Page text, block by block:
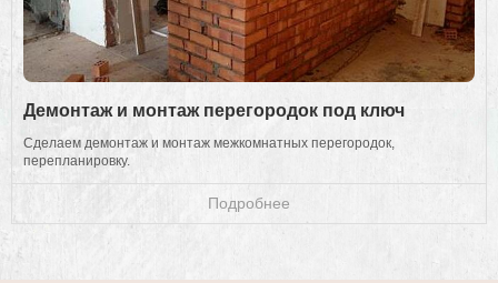
Демонтаж и монтаж перегородок под ключ
Сделаем демонтаж и монтаж межкомнатных перегородок,
перепланировку.
Подробнее